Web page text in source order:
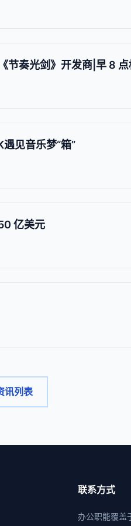
节奏光剑》开发商|早 8 点
见音乐梦“箱”
亿美元
讯列表
联系方式
办公职能覆盖